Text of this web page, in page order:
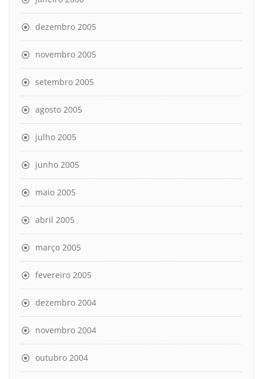
dezembro 2005
novembro 2005
setembro 2005
agosto 2005
julho 2005
junho 2005
maio 2005
abril 2005
março 2005
fevereiro 2005
dezembro 2004
novembro 2004
outubro 2004